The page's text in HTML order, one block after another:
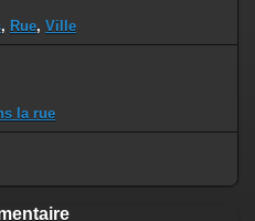
, Rue, Ville
la rue